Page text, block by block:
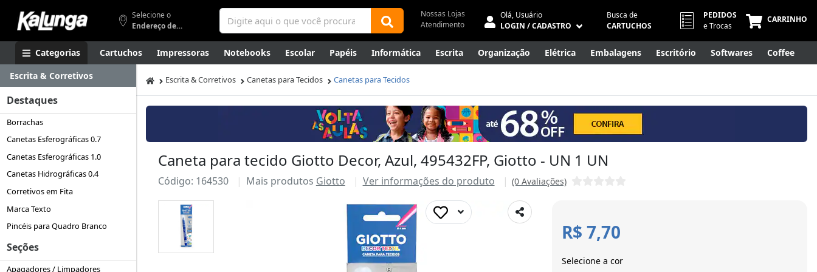
Selecione o
Endereço de entrega
Nossas Lojas
Atendimento
Olá, Usuário
LOGIN / CADASTRO
Busca de
CARTUCHOS
PEDIDOS
e Trocas
CARRINHO
Categorias Cartuchos Impressoras Notebooks Escolar Papéis Informática Escrita Organização Elétrica Embalagens Escritório Softwares Coffee
Apresentação Smartphones Artes Gamers Higiene Mídias Envelopes Rede
Canetas Luxo
Outlet
Escrita & Corretivos
Destaques
Borrachas
Canetas Esferográficas 0.7
Canetas Esferográficas 1.0
Canetas Hidrográficas 0.4
Corretivos em Fita
Marca Texto
Pincéis para Quadro Branco
Seções
Apagadores / Limpadores
Escrita & Corretivos Canetas para Tecidos Canetas para Tecidos
Caneta para tecido Giotto Decor, Azul, 495432FP, Giotto - UN 1 UN
Código: 164530 Mais produtos Giotto Ver informações do produto (0 Avaliações)
R$ 7,70
Selecione a cor